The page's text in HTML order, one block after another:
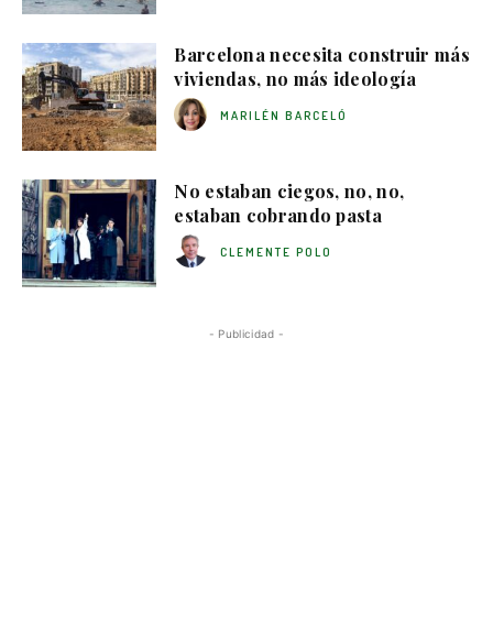
Barcelona necesita construir más
viviendas, no más ideología
MARILÉN BARCELÓ
No estaban ciegos, no, no,
estaban cobrando pasta
CLEMENTE POLO
- Publicidad -